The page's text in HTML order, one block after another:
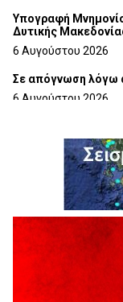
Υπογραφή
Δυτικής
6 Αυγούστου 2026
Σε απόγνωση λόγω
6 Αυγούστου 2026
6 Αυγούστου 2026
Ολοκληρώνεται η
6 Αυγούστου 2026
H παραδοχή λαθών
5 Αυγούστου 2026
Ο ΑΝΔΡΕΑΣ
ΓΡΕΒΕΝΩΝ